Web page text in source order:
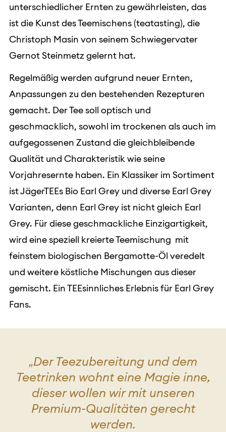
unterschiedlicher Ernten zu gewährleisten, das
ist die Kunst des Teemischens (teatasting), die
Christoph Masin von seinem Schwiegervater
Gernot Steinmetz gelernt hat.
Regelmäßig werden aufgrund neuer Ernten,
Anpassungen zu den bestehenden Rezepturen
gemacht. Der Tee soll optisch und
geschmacklich, sowohl im trockenen als auch im
aufgegossenen Zustand die gleichbleibende
Qualität und Charakteristik wie seine
Vorjahresernte haben. Ein Klassiker im Sortiment
ist JägerTEEs Bio Earl Grey und diverse Earl Grey
Varianten, denn Earl Grey ist nicht gleich Earl
Grey. Für diese geschmackliche Einzigartigkeit,
wird eine speziell kreierte Teemischung mit
feinstem biologischen Bergamotte-Öl veredelt
und weitere köstliche Mischungen aus dieser
gemischt. Ein TEEsinnliches Erlebnis für Earl Grey
Fans.
„Der Teezubereitung und dem
Teetrinken wohnt eine Magie inne,
dieser wollen wir mit unseren
Premium-Qualitäten gerecht
werden.